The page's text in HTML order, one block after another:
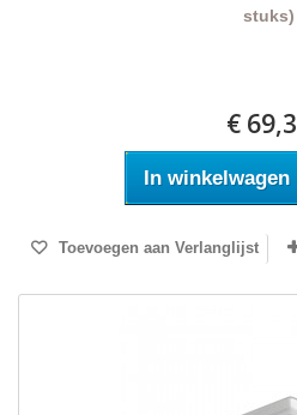
stuks)
€
In winkelwagen
Toevoegen aan Verlanglijst